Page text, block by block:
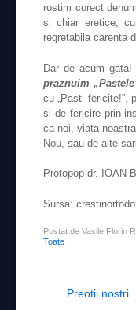
rostim corect
si chiar eretice,
regretabila carenta
Dar de acum
praznuim
cu „Pasti fericite!”,
si de fericire prin
ca noi, viata
Nou, sau de alte
Protopop dr. IOAN
Sursa:
Postat de Vasile Florin
Toate
Post navigation
Preotii nostri